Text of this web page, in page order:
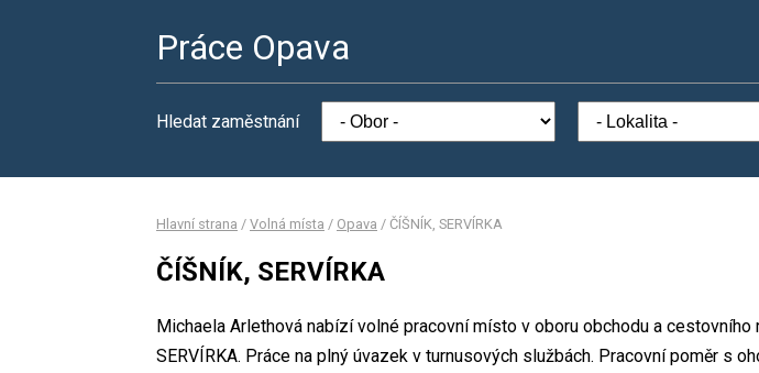
Práce Opava
Hledat zaměstnání
Hlavní strana / Volná místa / Opava / ČÍŠNÍK, SERVÍRKA
ČÍŠNÍK, SERVÍRKA
Michaela Arlethová nabízí volné pracovní místo v oboru obchodu a cestovního
SERVÍRKA. Práce na plný úvazek v turnusových službách. Pracovní poměr s